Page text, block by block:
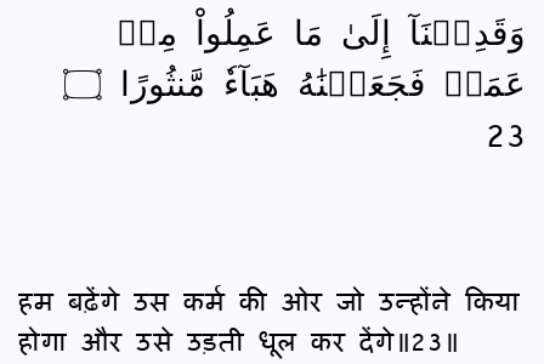
وَقَدِمۡنَآ إِلَىٰ مَا عَمِلُواْ مِنۡ
عَمَلٖ فَجَعَلۡنَٰهُ هَبَآءٗ مَّنثُورًا ۝
23
हम बढ़ेंगे उस कर्म की ओर जो उन्होंने किया
होगा और उसे उड़ती धूल कर देंगे॥23॥